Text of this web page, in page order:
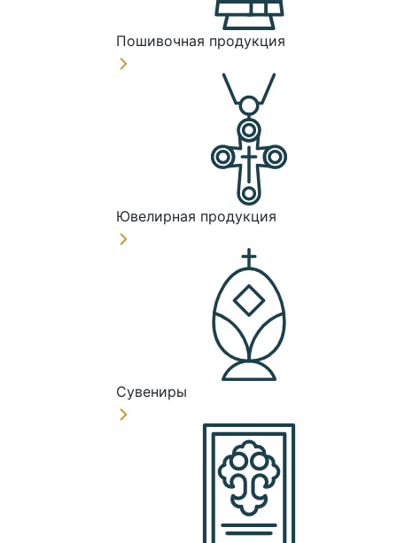
Пошивочная продукция
Ювелирная продукция
Сувениры